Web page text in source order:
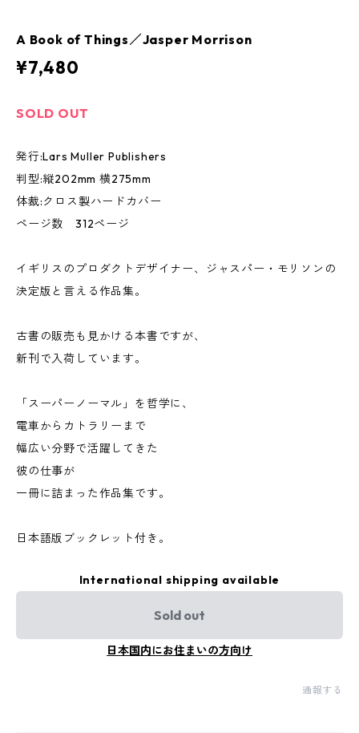
A Book of Things／Jasper Morrison
¥7,480
SOLD OUT
発行:Lars Muller Publishers
判型:縦202mm 横275mm
体裁:クロス製ハードカバー
ページ数 312ページ
イギリスのプロダクトデザイナー、ジャスパー・モリソンの
決定版と言える作品集。
古書の販売も見かける本書ですが、
新刊で入荷しています。
「スーパーノーマル」を哲学に、
電車からカトラリーまで
幅広い分野で活躍してきた
彼の仕事が
一冊に詰まった作品集です。
日本語版ブックレット付き。
International shipping available
Sold out
日本国内にお住まいの方向け
通報する